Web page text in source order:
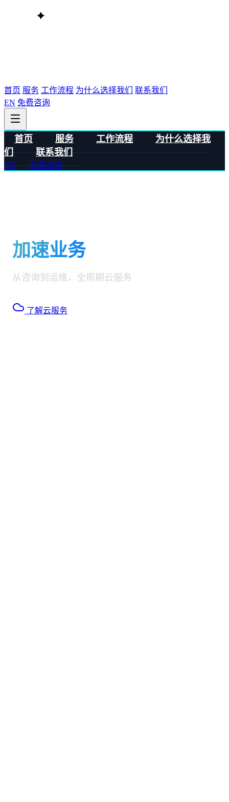
首页 服务 工作流程 为什么选择我们
联系我们
EN 免费咨询
首页 服务 工作流程
为什么选择我
们
联系我们
EN 免费咨询
加速业务
从咨询到运维，全周期云服务
了解云服务